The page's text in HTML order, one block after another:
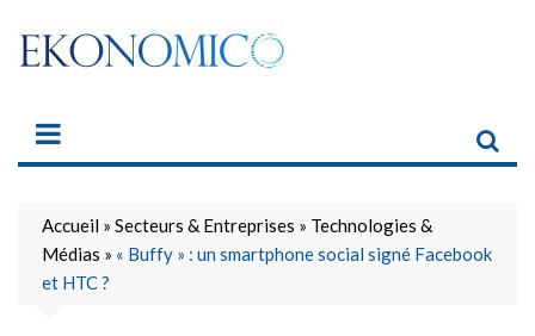
content
Accueil » Secteurs & Entreprises » Technologies &
Médias » « Buffy » : un smartphone social signé Facebook
et HTC ?